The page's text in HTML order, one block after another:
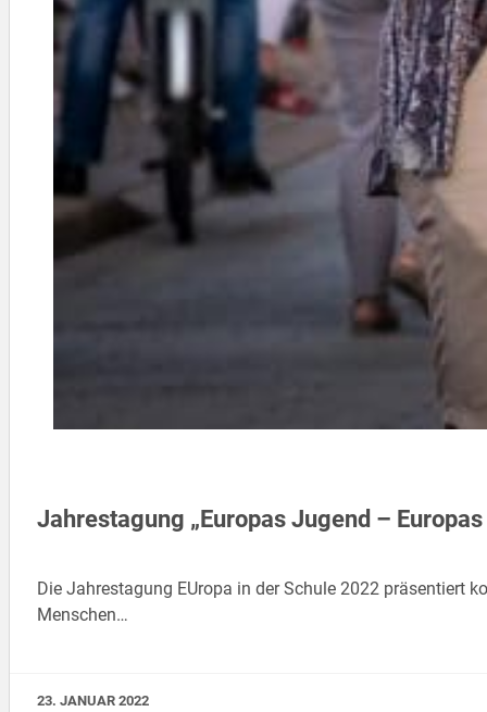
Jahrestagung „Europas Jugend –
Die Jahrestagung EUropa in der Schule 2022 präsentiert
Menschen…
23. JANUAR 2022